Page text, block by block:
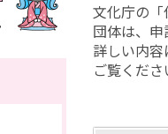
文化庁の
団体は、申
詳しい内容
ご覧くださ